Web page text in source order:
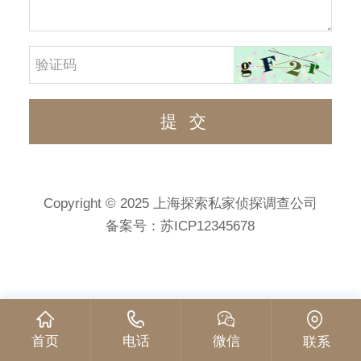
Copyright © 2025 上海探索私家侦探调查公司
备案号：苏ICP12345678
首页 电话 微信 联系